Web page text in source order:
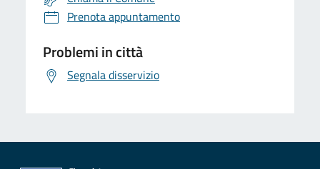
Prenota appuntamento
Problemi in città
Segnala disservizio